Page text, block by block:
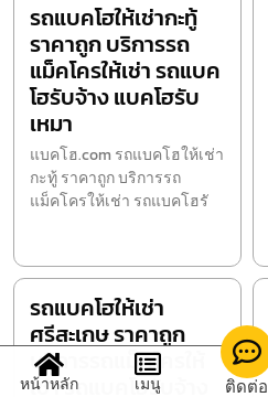
รถแบคโฮให้เช่ากะทู้
ราคาถูก บริการรถ
แม็คโครให้เช่า รถแบค
โฮรับจ้าง แบคโฮรับ
เหมา
แบคโฮ.com รถแบคโฮให้เช่า
กะทู้ ราคาถูก บริการรถ
แม็คโครให้เช่า รถแบคโฮรั
รถแบคโฮให้เช่า
ศรีสะเกษ ราคาถูก
บริการรถแม็คโครให้
เช่า รถแบคโฮรับจ้าง
หน้าหลัก เมนู ติดต่อ